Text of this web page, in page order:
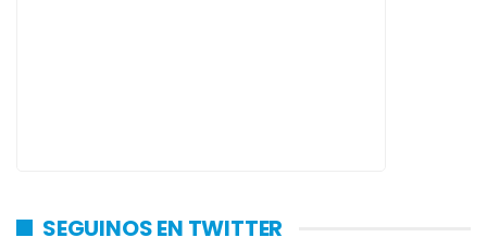
SEGUINOS EN TWITTER